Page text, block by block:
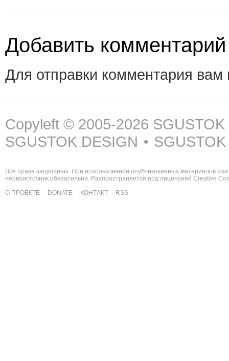
Добавить комментарий
Для отправки комментария
Copyleft © 2005-2026
SGUSTOK DESIGN •
Все права защищены. При использовании опубликованных материалов
первоисточник обязательна. Распространяется под лицензией Creative
О ПРОЕКТЕ
DONATE КОНТАКТ RSS